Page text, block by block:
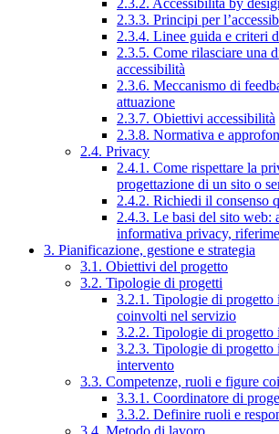
2.3.2. Accessibilità by
2.3.3. Principi per
2.3.4. Linee guida e criteri
2.3.5. Come rilasciare una
accessibilità
2.3.6. Meccanismo di
attuazione
2.3.7. Obiettivi accessibilità
2.3.8. Normativa e
2.4. Privacy
2.4.1. Come rispettare la
progettazione di un sito o
2.4.2. Richiedi il consenso
2.4.3. Le basi del sito web:
informativa privacy,
3. Pianificazione, gestione e strategia
3.1. Obiettivi del progetto
3.2. Tipologie di progetti
3.2.1. Tipologie di progetto
coinvolti nel servizio
3.2.2. Tipologie di progetto
3.2.3. Tipologie di progetto
intervento
3.3. Competenze, ruoli e figure
3.3.1. Coordinatore di
3.3.2. Definire ruoli e
3.4. Metodo di lavoro